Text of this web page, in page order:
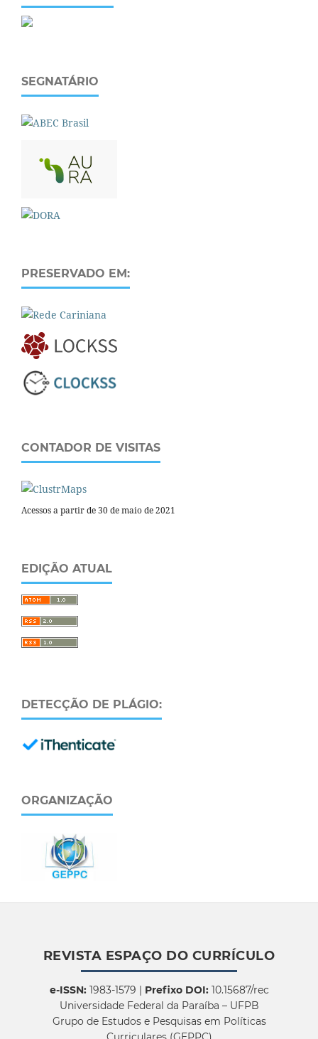
SEGNATÁRIO
PRESERVADO EM:
CONTADOR DE VISITAS
Acessos a partir de 30 de maio de 2021
EDIÇÃO ATUAL
DETECÇÃO DE PLÁGIO:
ORGANIZAÇÃO
REVISTA ESPAÇO DO CURRÍCULO
e-ISSN:1983-1579 | Prefixo DOI:10.15687/rec
Universidade Federal da Paraíba – UFPB
Grupo de Estudos e Pesquisas em Políticas